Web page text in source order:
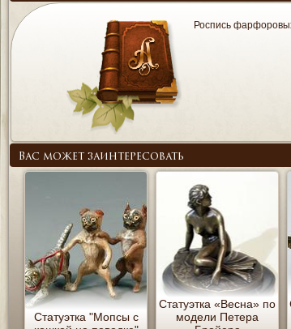
Роспись
Вас может заинтересовать
Статуэтка "Мопсы с
Статуэтка «Весна» по
модели Петера